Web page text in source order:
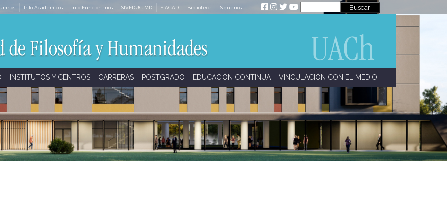
Info Académicos Info Funcionarios SIVEDUC MD SIACAD Biblioteca Síguenos
INSTITUTOS Y CENTROS CARRERAS POSTGRADO EDUCACIÓN CONTINUA VINCULACIÓN CON EL MEDIO